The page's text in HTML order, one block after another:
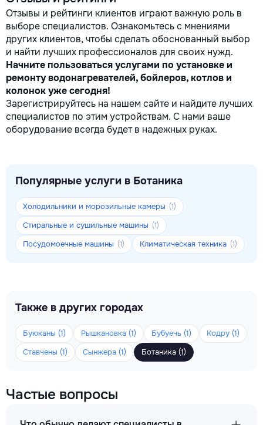
Отзывы и рейтинги клиентов играют важную роль в
выборе специалистов. Ознакомьтесь с мнениями
других клиентов, чтобы сделать обоснованный выбор
и найти лучших профессионалов для своих нужд.
Начните пользоваться услугами по установке и
ремонту водонагревателей, бойлеров, котлов и
колонок уже сегодня!
Зарегистрируйтесь на нашем сайте и найдите лучших
специалистов по этим устройствам. С нами ваше
оборудование всегда будет в надежных руках.
Популярные услуги в Ботаника
Холодильники и морозильные камеры (1)
Стиральные и сушильные машины (1)
Посудомоечные машины (1) Климатическая техника (1)
Также в других городах
Буюканы (1) Рышкановка (1) Бубуечь (1)
Кодру (1)
Ставчены (1)
Сынжера (1) Ботаника (1)
Частые вопросы